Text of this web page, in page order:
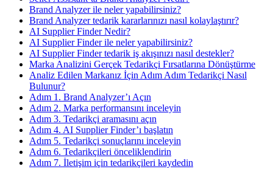
Brand Analyzer ile neler yapabilirsiniz?
Brand Analyzer tedarik kararlarınızı nasıl kolaylaştırır?
AI Supplier Finder Nedir?
AI Supplier Finder ile neler yapabilirsiniz?
AI Supplier Finder tedarik iş akışınızı nasıl destekler?
Marka Analizini Gerçek Tedarikçi Fırsatlarına Dönüştürme
Analiz Edilen Markanız İçin Adım Adım Tedarikçi Nasıl
Bulunur?
Adım 1. Brand Analyzer’ı Açın
Adım 2. Marka performansını inceleyin
Adım 3. Tedarikçi aramasını açın
Adım 4. AI Supplier Finder’ı başlatın
Adım 5. Tedarikçi sonuçlarını inceleyin
Adım 6. Tedarikçileri önceliklendirin
Adım 7. İletişim için tedarikçileri kaydedin